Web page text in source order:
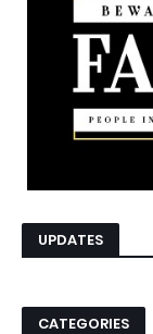
UPDATES
CATEGORIES